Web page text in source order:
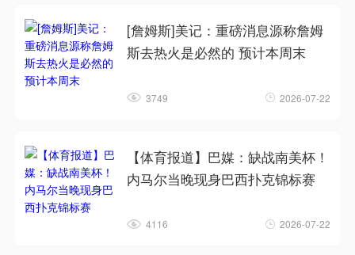
[詹姆斯]美记：重磅消息源称詹姆
斯去热火是必然的 预计本周末
3749 2026-07-22
【体育报道】巴媒：缺战南美杯！
内马尔当晚现身巴西扑克锦标赛
4116 2026-07-22